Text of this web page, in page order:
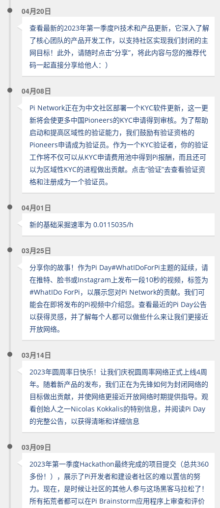
04月20日
查看最新的2023年第一季度Pi技术和产品更新，它深入了解
了核心团队的产品开发工作，以支持社区实现我们封闭的主
网目标！此外，请随时点击“分享”，将此内容与您的推荐代
码一起直接分享给他人：）
04月08日
Pi Network正在为中文社区部署一个KYC软件更新，这一更
新将会使更多中国Pioneers的KYC申请得到审核。为了帮助
启动和提高区域性的验证能力，我们鼓励有验证资格的
Pioneers申请成为验证员。作为一个KYC验证者，你的验证
工作将不仅可以从KYC申请费用池中得到Pi报酬，而且还可
以为区域性KYC的进程做出贡献。点击“验证”去查看验证资
格和注册成为一个验证员。
04月01日
新的基础采掘速率为 0.0115035/h
03月25日
分享你的故事！作为Pi Day#WhatIDoForPi主题的延续，请
在推特、脸书或Instagram上发布一段10秒的视频，标签为
#WhatIDo ForPi，以展示您对Pi Network的贡献。我们可
能会在即将发布的Pi视频中介绍您。查看最近的Pi Day公告
以获得灵感，并了解每个人都可以做些什么来让我们更接近
开放网络。
03月14日
2023年圆周率日快乐！让我们庆祝圆周率网络正式上线4周
年。随着新产品的发布，我们正在为先锋如何为封闭网络的
目标做出贡献，并使网络更接近开放网络时期提供指导。观
看创始人之一Nicolas Kokkalis的特别信息，并阅读Pi Day
的完整公告，以获得清晰和详细信息
03月09日
2023年第一季度Hackathon最终完成的项目提交（总共360
多份！），展示了Pi开发者和建设者社区的难以置信的努
力。现在，是时候让社区的其他人参与这场黑客马拉松了！
所有拓荒者都可以在Pi Brainstorm应用程序上审查和评价